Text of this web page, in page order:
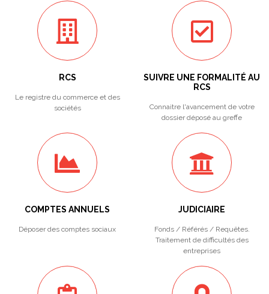
RCS
Le registre du commerce et des
sociétés
SUIVRE UNE FORMALITÉ AU
RCS
Connaitre l'avancement de votre
dossier déposé au greffe
COMPTES ANNUELS
Déposer des comptes sociaux
JUDICIAIRE
Fonds / Référés / Requêtes.
Traitement de difficultés des
entreprises